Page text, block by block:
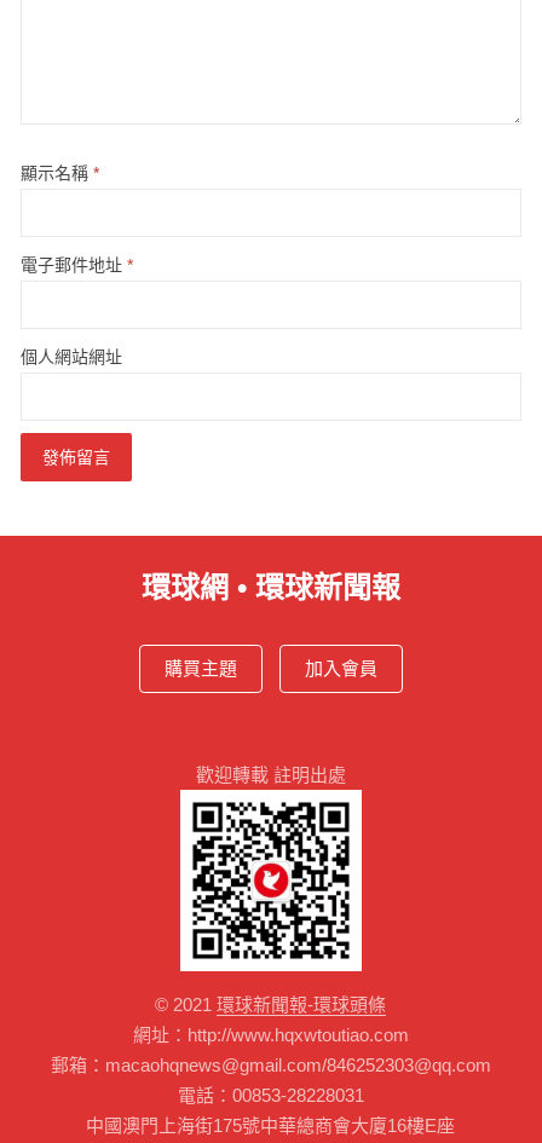
顯示名稱 *
電子郵件地址 *
個人網站網址
環球網 • 環球新聞報
購買主題 加入會員
歡迎轉載 註明出處
© 2021環球新聞報-環球頭條
網址：http://www.hqxwtoutiao.com
郵箱：macaohqnews@gmail.com/846252303@qq.com
電話：00853-28228031
中國澳門上海街175號中華總商會大廈16樓E座